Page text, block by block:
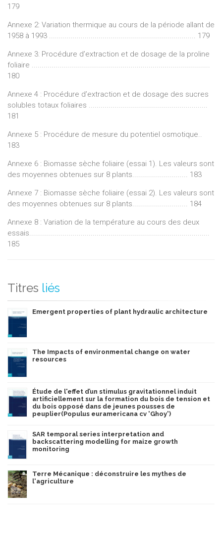
179
Annexe 2: Variation thermique au cours de la période allant de
1958 à 1993 .......................................................................... 179
Annexe 3: Procédure d’extraction et de dosage de la proline
foliaire ..........................................................................................
180
Annexe 4 : Procédure d’extraction et de dosage des sucres
solubles totaux foliaires ............................................................
181
Annexe 5 : Procédure de mesure du potentiel osmotique..
183
Annexe 6 : Biomasse sèche foliaire (essai 1). Les valeurs sont
des moyennes obtenues sur 8 plants............................ 183
Annexe 7 : Biomasse sèche foliaire (essai 2). Les valeurs sont
des moyennes obtenues sur 8 plants............................ 184
Annexe 8 : Variation de la température au cours des deux
essais...........................................................................................
185
Titres liés
Emergent properties of plant hydraulic architecture
The Impacts of environmental change on water
resources
Étude de l'effet d’un stimulus gravitationnel induit
artificiellement sur la formation du bois de tension et
du bois opposé dans de jeunes pousses de
peuplier(Populus euramericana cv 'Ghoy')
SAR temporal series interpretation and
backscattering modelling for maize growth
monitoring
Terre Mécanique : déconstruire les mythes de
l'agriculture